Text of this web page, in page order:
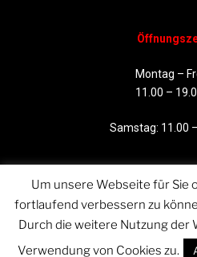
Montag –
11.00 –
Samstag: 11.00
Um unsere Webseite für Sie
fortlaufend verbessern zu
Durch die weitere Nutzung der
Verwendung von Cookies zu.